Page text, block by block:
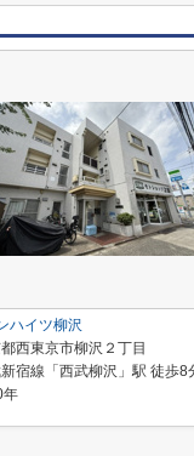
ハイツ柳沢
西東京市柳沢２丁目
宿線「西武柳沢」駅 徒歩8
年